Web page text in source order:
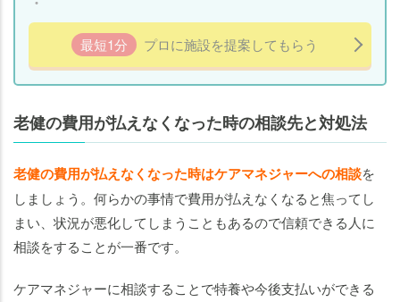
最短1分 プロに施設を提案してもらう
老健の費用が払えなくなった時の相談先と対処法
老健の費用が払えなくなった時はケアマネジャーへの相談を
しましょう。何らかの事情で費用が払えなくなると焦ってし
まい、状況が悪化してしまうこともあるので信頼できる人に
相談をすることが一番です。
ケアマネジャーに相談することで特養や今後支払いができる